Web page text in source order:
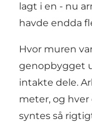
lagt i en - nu
havde endda
Hvor muren
genopbygget
intakte dele.
meter, og
syntes så